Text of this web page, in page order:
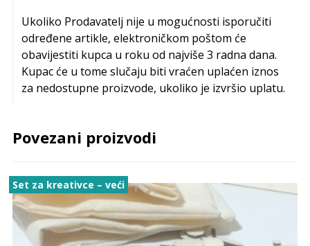
Ukoliko Prodavatelj nije u mogućnosti isporučiti
određene artikle, elektroničkom poštom će
obavijestiti kupca u roku od najviše 3 radna dana.
Kupac će u tome slučaju biti vraćen uplaćen iznos
za nedostupne proizvode, ukoliko je izvršio uplatu.
Povezani proizvodi
Set za kreativce – veći